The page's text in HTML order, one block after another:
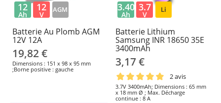
Batterie Au Plomb AGM
12V 12A
19,82 €
Dimensions : 151 x 98 x 95 mm
;Borne positive : gauche
12
Ah
12
V
AGM
Batterie Lithium
Samsung INR 18650 35E
3400mAh
3,17 €
2 avis
3.7V 3400mAh; Dimensions : 65 mm
x 18 mm Ø ; Max. Décharge
continue : 8 A
3.40
Ah
3.7
V
Li